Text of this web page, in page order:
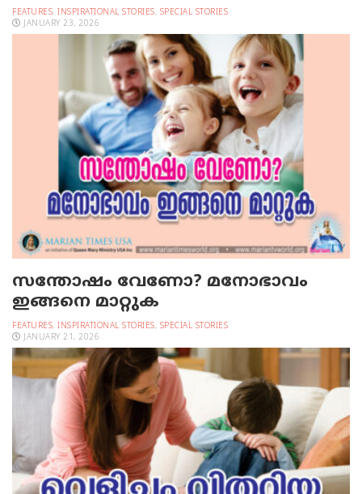
FEATURES, INSPIRATIONAL STORIES, SPECIAL STORIES
JANUARY 23, 2026
സന്തോഷം വേണോ? മനോഭാവം
ഇങ്ങനെ മാറ്റുക
FEATURES, INSPIRATIONAL STORIES, SPECIAL STORIES
JANUARY 21, 2026